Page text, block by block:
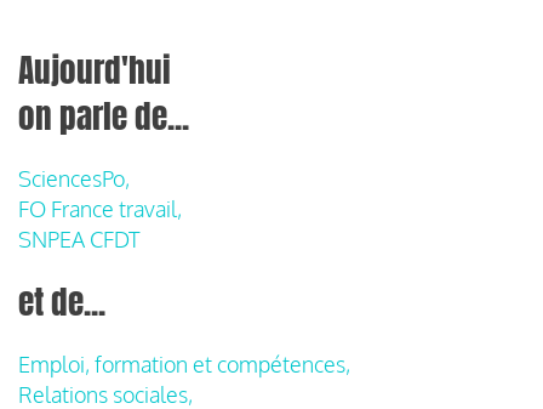
Aujourd'hui
on parle de...
SciencesPo,
FO France travail,
SNPEA CFDT
et de...
Emploi, formation et compétences,
Relations sociales,